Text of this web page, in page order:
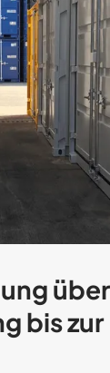
bis zur